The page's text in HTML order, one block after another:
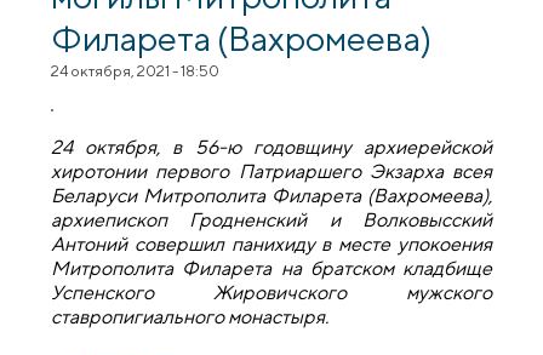
Филарета (Вахромеева)
24 октября, 2021 - 18:50
24 октября, в 56-ю годовщину архиерейской
хиротонии первого Патриаршего Экзарха всея
Беларуси Митрополита Филарета (Вахромеева),
архиепископ Гродненский и Волковысский
Антоний совершил панихиду в месте упокоения
Митрополита Филарета на братском кладбище
Успенского Жировичского мужского
ставропигиального монастыря.